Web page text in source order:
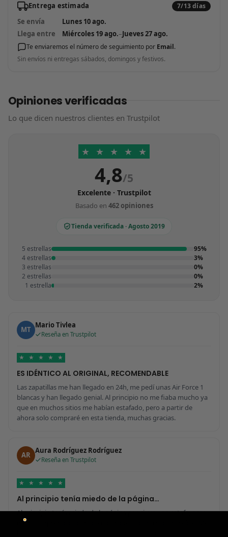
Entrega estimada 7/13 días
Se envía
Lunes 10 ago.
Llega entre
Miércoles 19 ago.–Jueves 27 ago.
Te enviaremos el número de seguimiento por Email.
Sin envíos ni entregas sábados, domingos y festivos.
Opiniones verificadas
Lo que dicen nuestros clientes en Trustpilot
★ ★ ★ ★ ★
4,8/5
Excelente · Trustpilot
Basado en 462 opiniones
Tienda verificada · Agosto 2019
5 estrellas
95%
4 estrellas
3%
3 estrellas
0%
2 estrellas
0%
1 estrella
2%
MT Mario Tivlea
Reseña en Trustpilot
★ ★ ★ ★ ★
ES IDÉNTICO AL ORIGINAL, RECOMENDABLE
Las zapatillas me han llegado en 24h, me pedí unas Air Force 1
blancas y han llegado genial. Al principio no me fiaba mucho ya
que en muchos sitios me habían estafado, pero a partir de
ahora solo compraré en esta tienda, muchas gracias.
AR Aura Rodríguez Rodríguez
Reseña en Trustpilot
★ ★ ★ ★ ★
Al principio tenía miedo de la página…
Al principio tenía miedo de la página por si era una estafa, pero
me ha sorprendido para bien porque todo ha sido increíble. Me